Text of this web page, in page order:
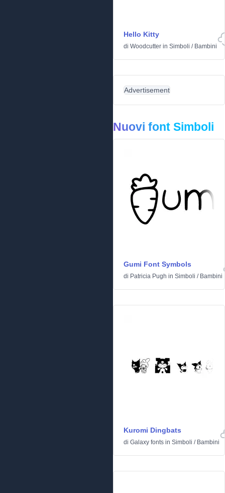
Hello Kitty
di Woodcutter in Simboli / Bambini
Advertisement
Nuovi font Simboli
Gumi Font Symbols
di Patricia Pugh in Simboli / Bambini
Kuromi Dingbats
di Galaxy fonts in Simboli / Bambini